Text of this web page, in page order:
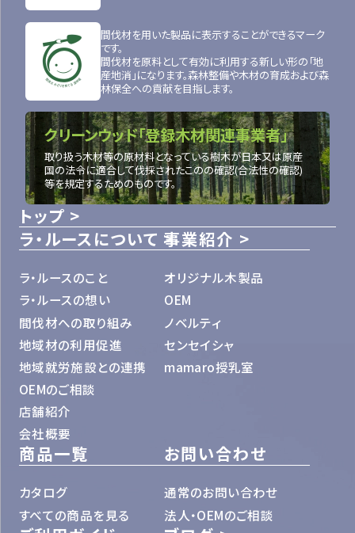
トップ
ラ・ルースについて
ラ・ルースのこと
ラ・ルースの想い
間伐材への取り組み
地域材の利用促進
地域就労施設との連携
OEMのご相談
店舗紹介
会社概要
事業紹介
オリジナル木製品
OEM
ノベルティ
センセイシャ
mamaro授乳室
商品一覧
カタログ
すべての商品を見る
お問い合わせ
通常のお問い合わせ
法人・OEMのご相談
間伐材を用いた製品に表示することができるマーク
です。
間伐材を原料として有効に利用する新しい形の「地
産地消」になります。森林整備や木材の育成および森
林保全への貢献を目指します。
クリーンウッド「登録木材関連事業者」
取り扱う木材等の原材料となっている樹木が日本又は原産
国の法令に適合して伐採されたこのの確認(合法性の確認)
等を規定するためのものです。